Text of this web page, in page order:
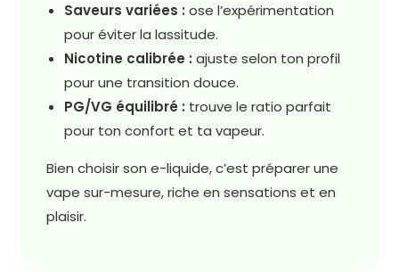
Saveurs variées : ose l’expérimentation
pour éviter la lassitude.
Nicotine calibrée : ajuste selon ton profil
pour une transition douce.
PG/VG équilibré : trouve le ratio parfait
pour ton confort et ta vapeur.
Bien choisir son e-liquide, c’est préparer une
vape sur-mesure, riche en sensations et en
plaisir.